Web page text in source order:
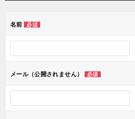
ー
ン
名前 必須
メール（公開されません） 必須